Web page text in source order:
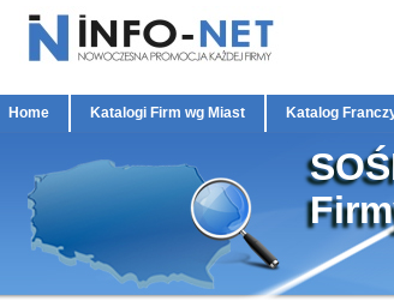
Home Katalogi Firm wg Miast Katalog